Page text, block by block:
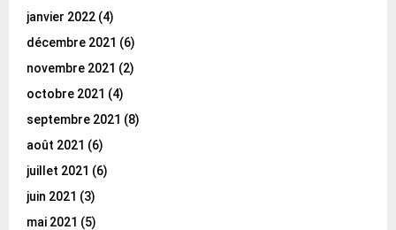
janvier 2022 (4)
décembre 2021 (6)
novembre 2021 (2)
octobre 2021 (4)
septembre 2021 (8)
août 2021 (6)
juillet 2021 (6)
juin 2021 (3)
mai 2021 (5)